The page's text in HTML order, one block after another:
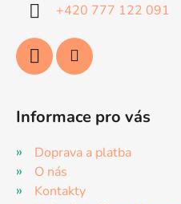
+420 777 122 091
Informace pro vás
Doprava a platba
O nás
Kontakty